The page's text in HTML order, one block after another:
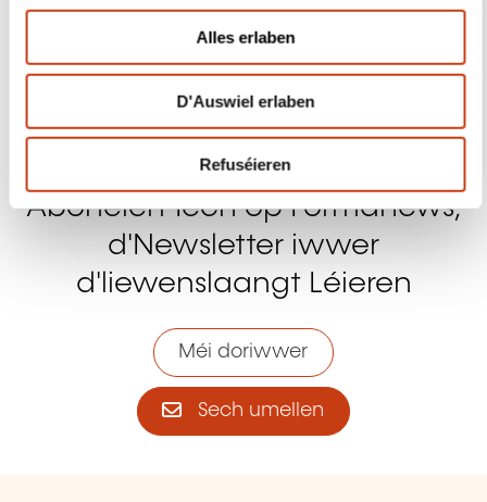
Abonéiert Iech op Formanews,
d'Newsletter iwwer
d'liewenslaangt Léieren
Méi doriwwer
Sech umellen